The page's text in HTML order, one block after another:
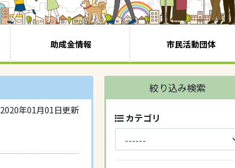
助成金情報 市民活動団体
2020年01月01日更新
絞り込み検索
カテゴリ